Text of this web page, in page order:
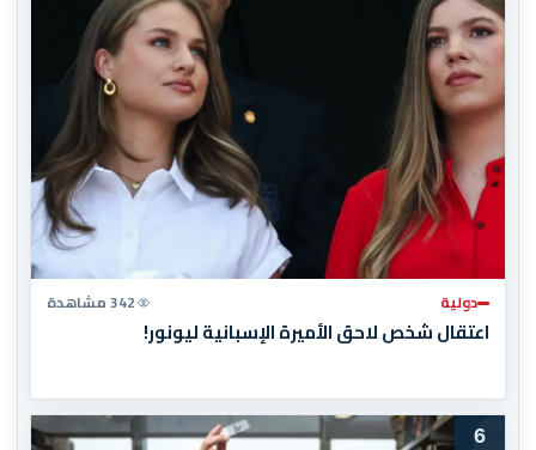
دولية 342 مشاهدة
اعتقال شخص لاحق الأميرة الإسبانية ليونور!
6